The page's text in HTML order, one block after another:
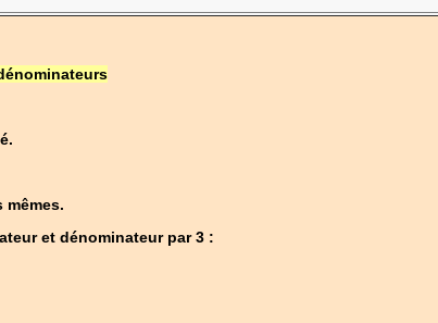
et dénominateur par 3 :